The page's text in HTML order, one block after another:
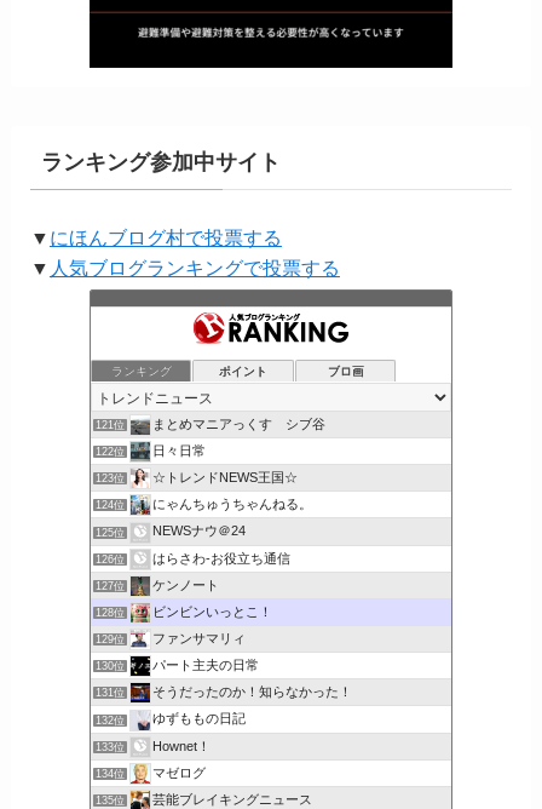
ランキング参加中サイト
▼ にほんブログ村で投票する
▼ 人気ブログランキングで投票する
ランキング ポイント ブロ画
121位 まとめマニアっくす シブ谷
122位 日々日常
123位 ☆トレンドNEWS王国☆
124位 にゃんちゅうちゃんねる。
125位 NEWSナウ＠24
126位 はらさわ-お役立ち通信
127位 ケンノート
128位 ビンビンいっとこ！
129位 ファンサマリィ
130位 パート主夫の日常
131位 そうだったのか！知らなかった！
132位 ゆずももの日記
133位 Hownet！
134位 マゼログ
135位 芸能ブレイキングニュース